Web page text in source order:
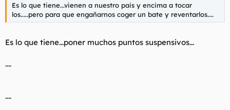
Es lo que tiene...vienen a nuestro pais y encima a tocar
los.....pero para que engañarnos coger un bate y reventarlos....
Es lo que tiene...poner muchos puntos suspensivos...
....
....